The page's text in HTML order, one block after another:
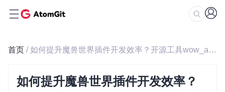
首页 / 如何提升魔兽世界插件开发效率？开源工具wow_api的全方位解决方案
如何提升魔兽世界插件开发效率？